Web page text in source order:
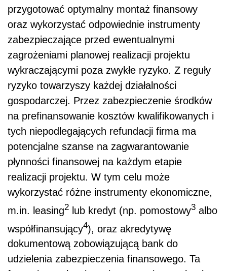
przygotować optymalny montaż finansowy
oraz wykorzystać odpowiednie instrumenty
zabezpieczające przed ewentualnymi
zagrożeniami planowej realizacji projektu
wykraczającymi poza zwykłe ryzyko. Z reguły
ryzyko towarzyszy każdej działalności
gospodarczej. Przez zabezpieczenie środków
na prefinansowanie kosztów kwalifikowanych i
tych niepodlegających refundacji firma ma
potencjalne szanse na zagwarantowanie
płynności finansowej na każdym etapie
realizacji projektu. W tym celu może
wykorzystać różne instrumenty ekonomiczne,
m.in. leasing2 lub kredyt (np. pomostowy3 albo
współfinansujący4), oraz akredytywę
dokumentową zobowiązującą bank do
udzielenia zabezpieczenia finansowego. Ta